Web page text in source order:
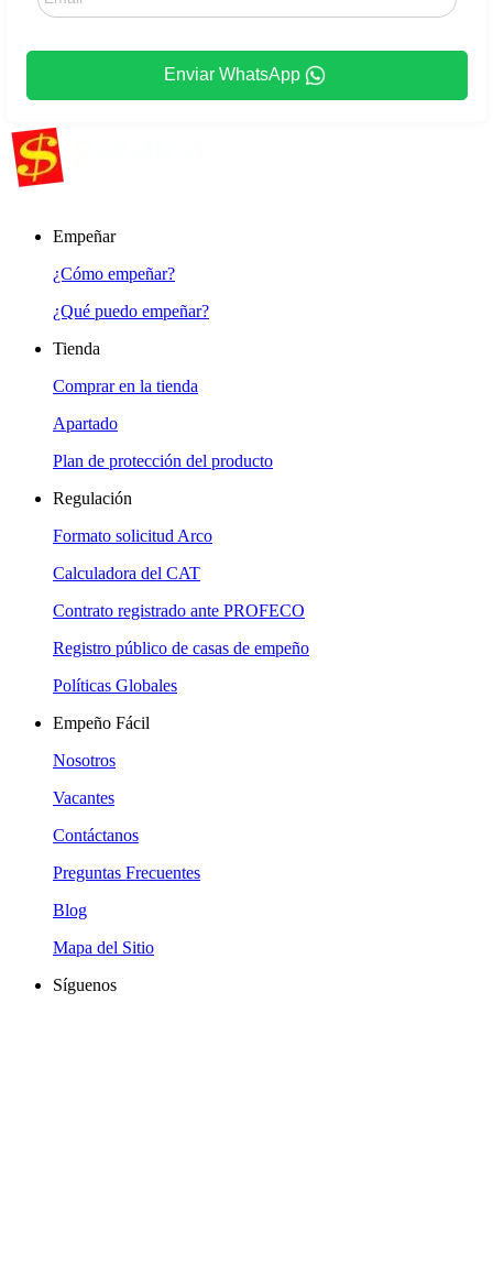
Enviar WhatsApp
Empeñar
¿Cómo empeñar?
¿Qué puedo empeñar?
Tienda
Comprar en la tienda
Apartado
Plan de protección del producto
Regulación
Formato solicitud Arco
Calculadora del CAT
Contrato registrado ante PROFECO
Registro público de casas de empeño
Políticas Globales
Empeño Fácil
Nosotros
Vacantes
Contáctanos
Preguntas Frecuentes
Blog
Mapa del Sitio
Síguenos